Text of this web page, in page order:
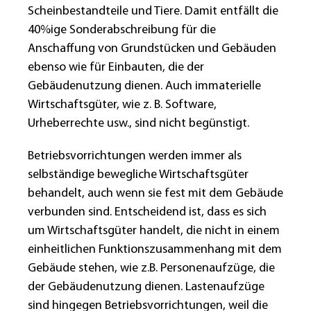
Scheinbestandteile und Tiere. Damit entfällt die
40%ige Sonderabschreibung für die
Anschaffung von Grundstücken und Gebäuden
ebenso wie für Einbauten, die der
Gebäudenutzung dienen. Auch immaterielle
Wirtschaftsgüter, wie z. B. Software,
Urheberrechte usw., sind nicht begünstigt.
Betriebsvorrichtungen werden immer als
selbständige bewegliche Wirtschaftsgüter
behandelt, auch wenn sie fest mit dem Gebäude
verbunden sind. Entscheidend ist, dass es sich
um Wirtschaftsgüter handelt, die nicht in einem
einheitlichen Funktionszusammenhang mit dem
Gebäude stehen, wie z.B. Personenaufzüge, die
der Gebäudenutzung dienen. Lastenaufzüge
sind hingegen Betriebsvorrichtungen, weil die